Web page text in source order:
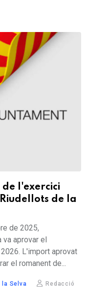
l'exercici
de la
de 2025,
va aprovar el
L'import aprovat
el romanent de...
la Selva Redacció